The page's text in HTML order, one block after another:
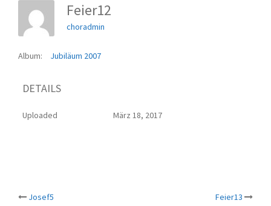
Feier12
choradmin
Album: Jubiläum 2007
DETAILS
Uploaded März 18, 2017
Josef5 Feier13